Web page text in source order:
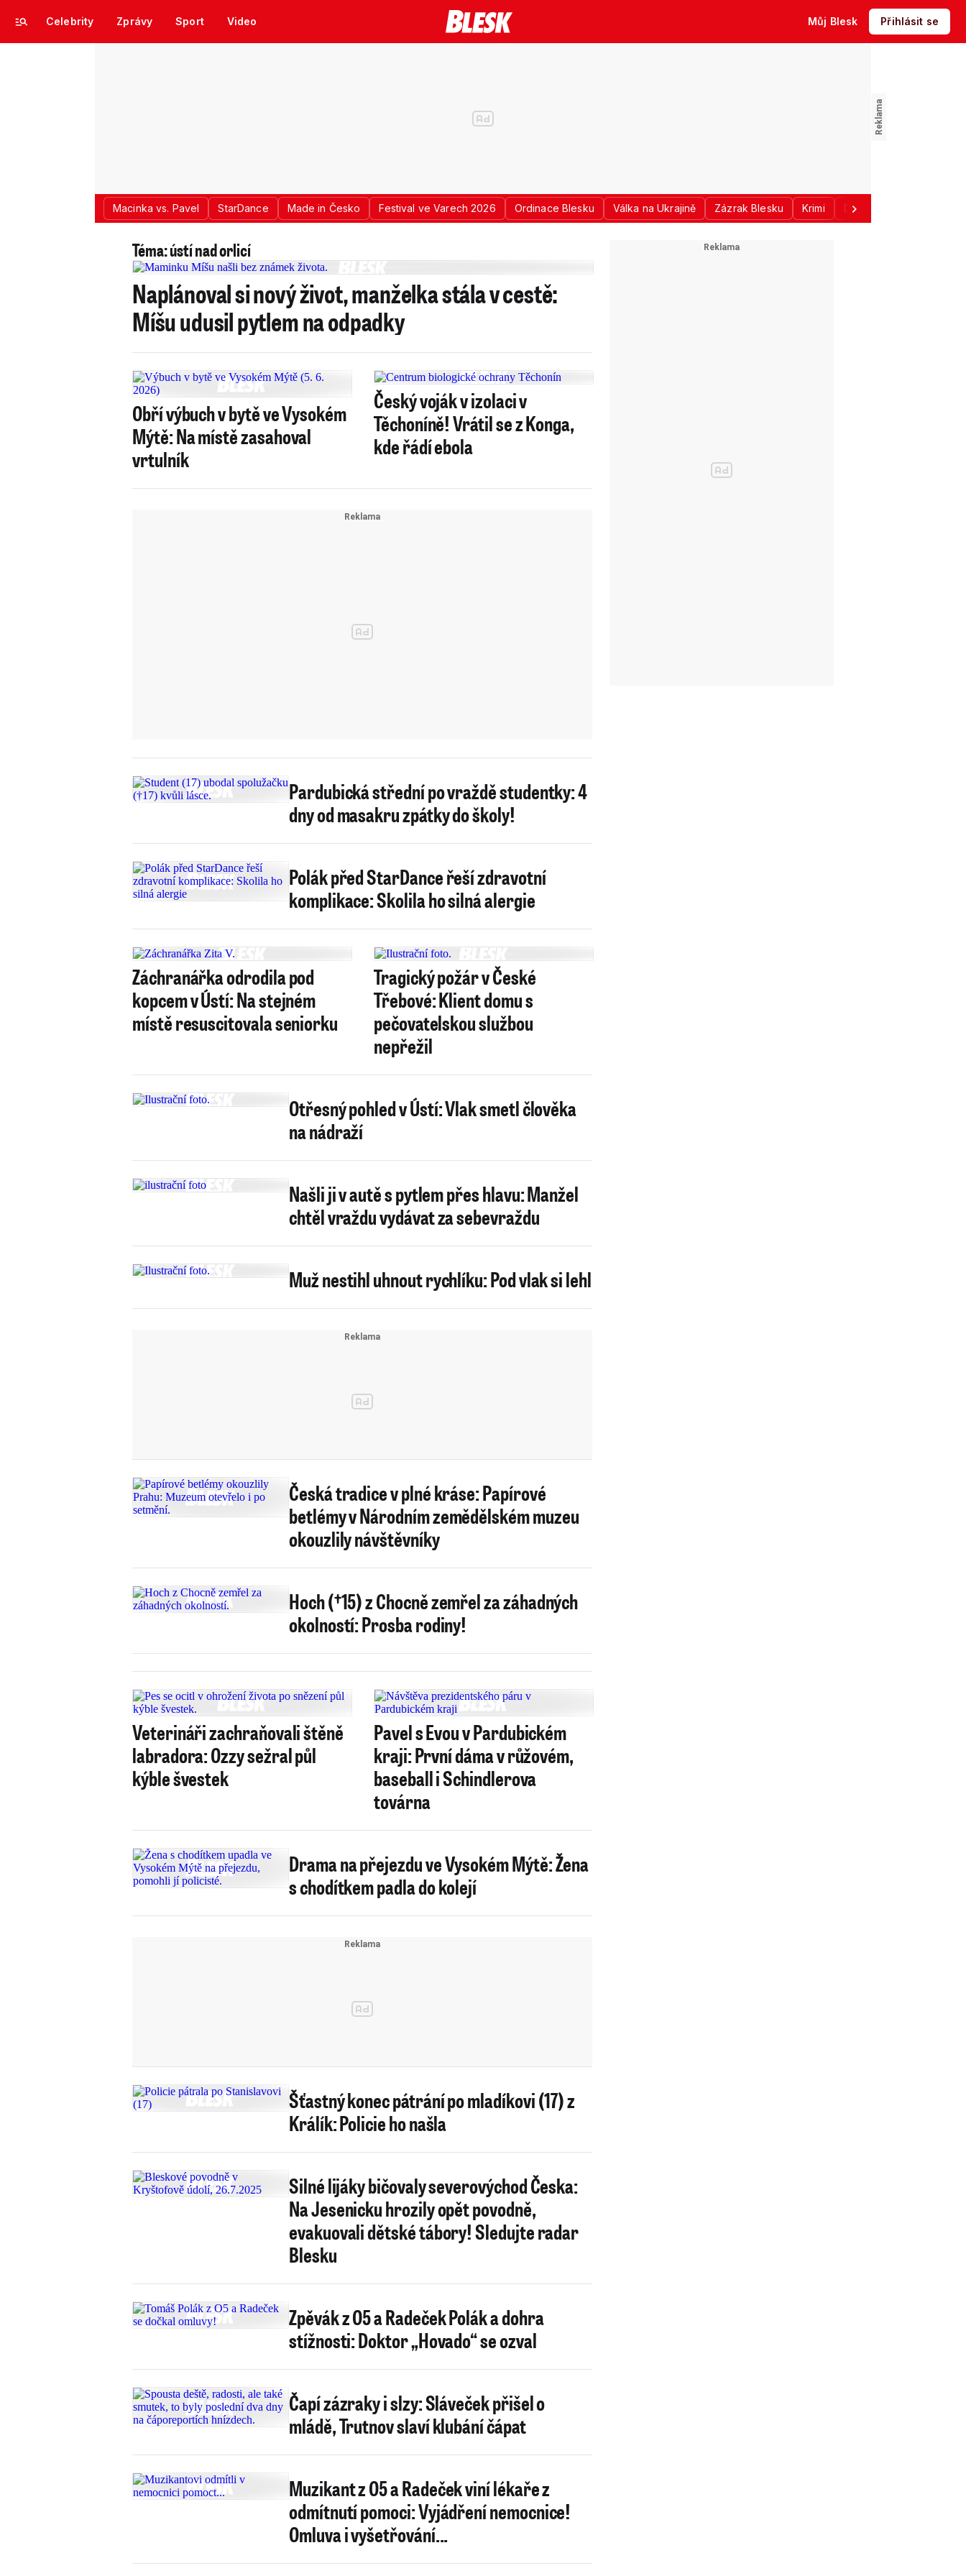
Celebrity Zprávy Sport Video Můj Blesk Přihlásit se
Macinka vs. Pavel StarDance Made in Česko Festival ve Varech 2026 Ordinace Blesku Válka na Ukrajině Zázrak Blesku Krimi Donald Trump
Téma: ústí nad orlicí
Naplánoval si nový život, manželka stála v cestě:
Míšu udusil pytlem na odpadky
Obří výbuch v bytě ve Vysokém
Mýtě: Na místě zasahoval
vrtulník
Český voják v izolaci v
Těchoníně! Vrátil se z Konga,
kde řádí ebola
Pardubická střední po vraždě studentky: 4
dny od masakru zpátky do školy!
Polák před StarDance řeší zdravotní
komplikace: Skolila ho silná alergie
Záchranářka odrodila pod
kopcem v Ústí: Na stejném
místě resuscitovala seniorku
Tragický požár v České
Třebové: Klient domu s
pečovatelskou službou
nepřežil
Otřesný pohled v Ústí: Vlak smetl člověka
na nádraží
Našli ji v autě s pytlem přes hlavu: Manžel
chtěl vraždu vydávat za sebevraždu
Muž nestihl uhnout rychlíku: Pod vlak si lehl
Česká tradice v plné kráse: Papírové
betlémy v Národním zemědělském muzeu
okouzlily návštěvníky
Hoch (†15) z Chocně zemřel za záhadných
okolností: Prosba rodiny!
Veterináři zachraňovali štěně
labradora: Ozzy sežral půl
kýble švestek
Pavel s Evou v Pardubickém
kraji: První dáma v růžovém,
baseball i Schindlerova
továrna
Drama na přejezdu ve Vysokém Mýtě: Žena
s chodítkem padla do kolejí
Šťastný konec pátrání po mladíkovi (17) z
Králík: Policie ho našla
Silné lijáky bičovaly severovýchod Česka:
Na Jesenicku hrozily opět povodně,
evakuovali dětské tábory! Sledujte radar
Blesku
Zpěvák z O5 a Radeček Polák a dohra
stížnosti: Doktor „Hovado“ se ozval
Čapí zázraky i slzy: Sláveček přišel o
mládě, Trutnov slaví klubání čápat
Muzikant z O5 a Radeček viní lékaře z
odmítnutí pomoci: Vyjádření nemocnice!
Omluva i vyšetřování...